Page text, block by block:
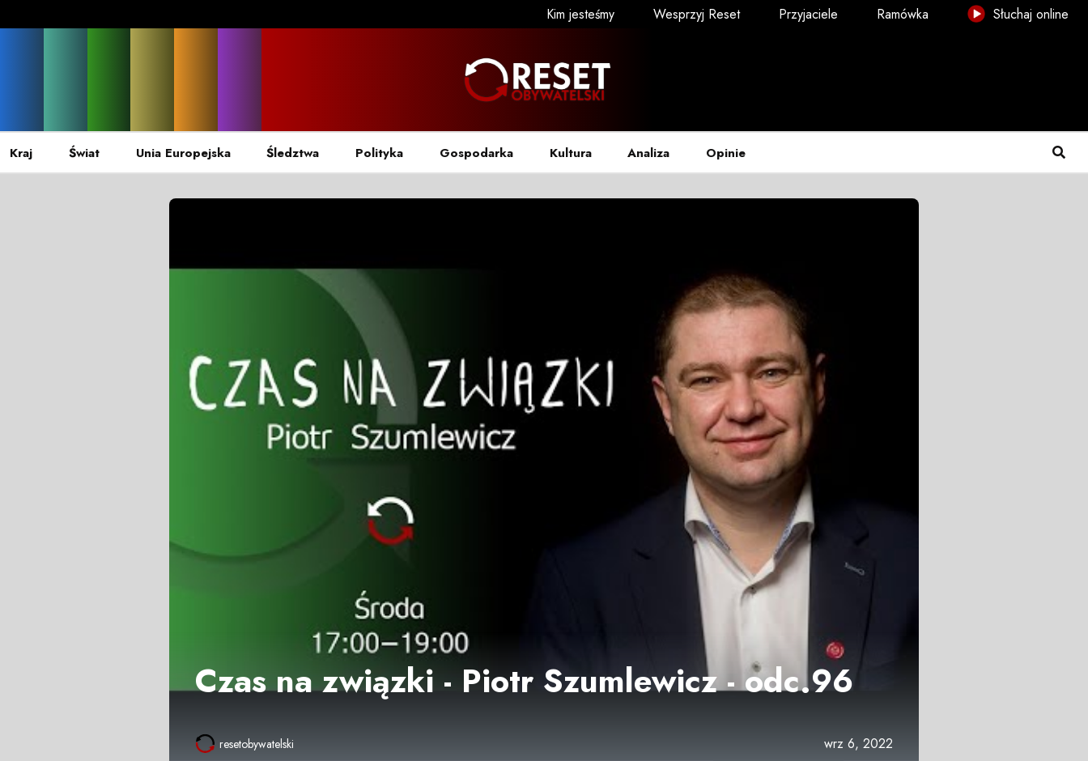
Kim jesteśmy Wesprzyj Reset Przyjaciele Ramówka Słuchaj online
Kraj Świat Unia Europejska Śledztwa Polityka Gospodarka Kultura Analiza Opinie
Czas na związki - Piotr Szumlewicz - odc.96
resetobywatelski wrz 6, 2022